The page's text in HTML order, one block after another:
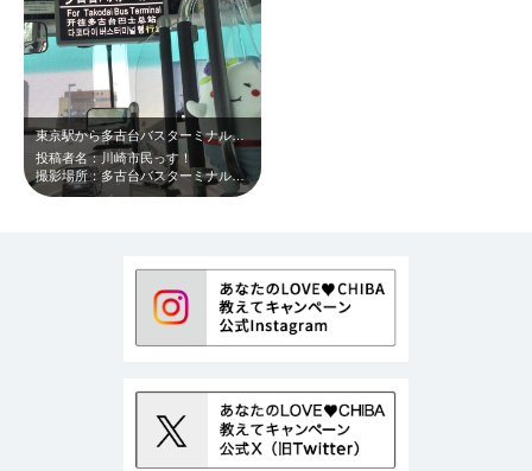
東京駅から多古台バスターミナルゆきJR高速バスを利用してみたら、車内には多古町…
投稿者名：川崎市民っす！
撮影場所：多古台バスターミナルゆきJR高速バス車内